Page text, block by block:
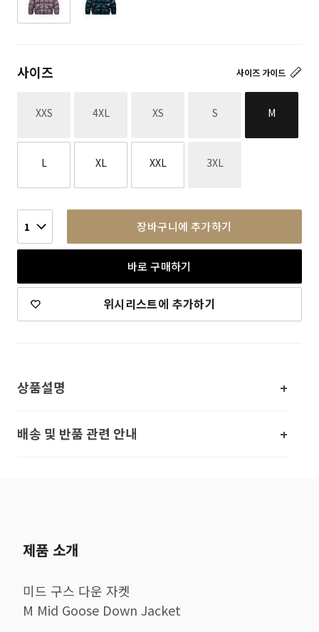
사이즈 가이드
사이즈
XXS재고없음 4XL XS재고없음 S재고없음 M
L XL XXL 3XL
1 장바구니에 추가하기
바로 구매하기
위시리스트에 추가하기
상품설명
배송 및 반품 관련 안내
제품 소개
미드 구스 다운 자켓
M Mid Goose Down Jacket